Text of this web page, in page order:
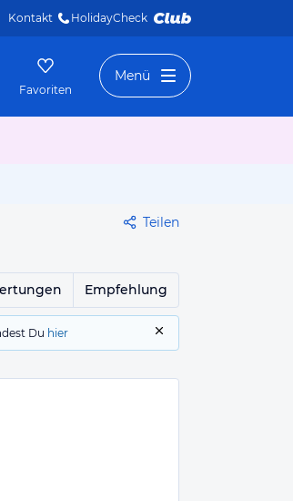
Kontakt HolidayCheck
Favoriten
Menü
Teilen
Empfehlung
Du hier